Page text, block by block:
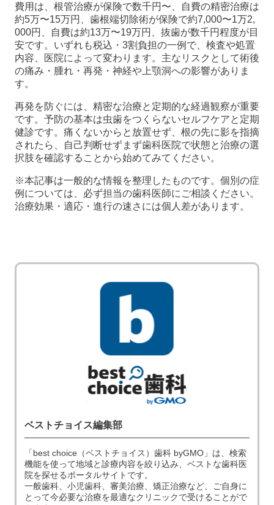
費用は、根管治療が保険で数千円〜、自費の精密治療は
約5万〜15万円、歯根端切除術が保険で約7,000〜1万2,
000円、自費は約13万〜19万円、抜歯が数千円程度が目
安です。いずれも税込・3割負担の一例で、検査や処置
内容、医院によって変わります。主なリスクとして術後
の痛み・腫れ・再発・神経や上顎洞への影響がありま
す。
再発を防ぐには、精密な治療と定期的な経過観察が重要
です。予防の基本は虫歯をつくらないセルフケアと定期
健診です。痛くないからと放置せず、根の先に影を指摘
されたら、自己判断せずまず歯科医院で状態と治療の選
択肢を確認することから始めてみてください。
※本記事は一般的な情報を整理したものです。個別の症
例については、必ず担当の歯科医師にご相談ください。
治療効果・適応・進行の速さには個人差があります。
ベストチョイス編集部
「best choice（ベストチョイス）歯科 byGMO」は、検索
機能を使って地域と診療内容を絞り込み、ベストな歯科医
院を探せるポータルサイトです。
一般歯科、小児歯科、審美治療、矯正治療など、ご自身に
とって今必要な治療を最適なクリニックで受けることがで